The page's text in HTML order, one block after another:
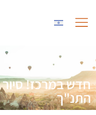
חדש במרכז! סיור
התנ"ך